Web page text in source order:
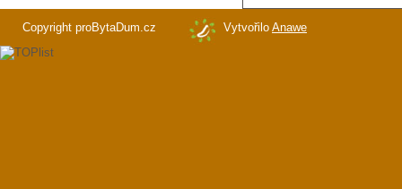
Copyright proBytaDum.cz Vytvořilo Anawe